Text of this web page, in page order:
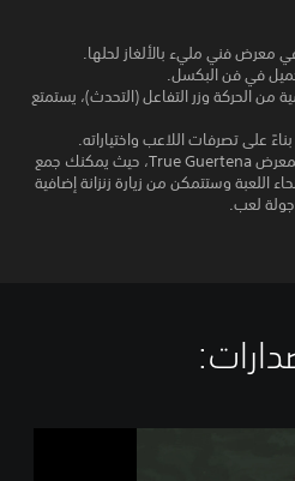
معرض فني مليء بالألغاز لحلها.
في فن البكسل.
من الحركة وزر التفاعل (التحدث)، يستمتع
على تصرفات اللاعب واختياراته.
・・ عند الانتهاء، ستتم مكافأتك بمعرض True Guertena، حيث يمكنك جمع
اللعبة وستتمكن من زيارة زنزانة إضافية
لعب.